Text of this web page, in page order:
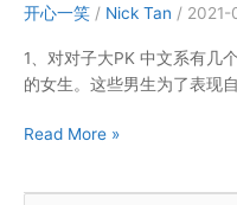
不
下
水
开心一笑 / Nick Tan /
1、对对子大PK 中文系有几
的女生。这些男生为了表现
每
Read More »